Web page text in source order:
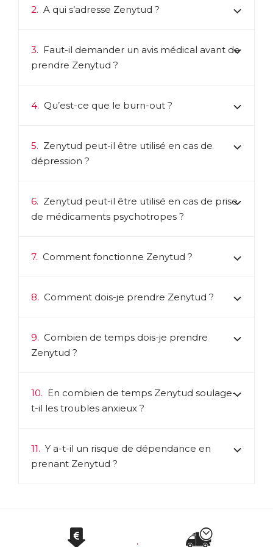
Télécharger la fiche produit
2. A qui s’adresse Zenytud ?
3. Faut-il demander un avis médical avant de
prendre Zenytud ?
4. Qu’est-ce que le burn-out ?
5. Zenytud peut-il être utilisé en cas de
dépression ?
6. Zenytud peut-il être utilisé en cas de prise
de médicaments psychotropes ?
7. Comment fonctionne Zenytud ?
8. Comment dois-je prendre Zenytud ?
9. Combien de temps dois-je prendre
Zenytud ?
10. En combien de temps Zenytud soulage-
t-il les troubles anxieux ?
11. Y a-t-il un risque de dépendance en
prenant Zenytud ?